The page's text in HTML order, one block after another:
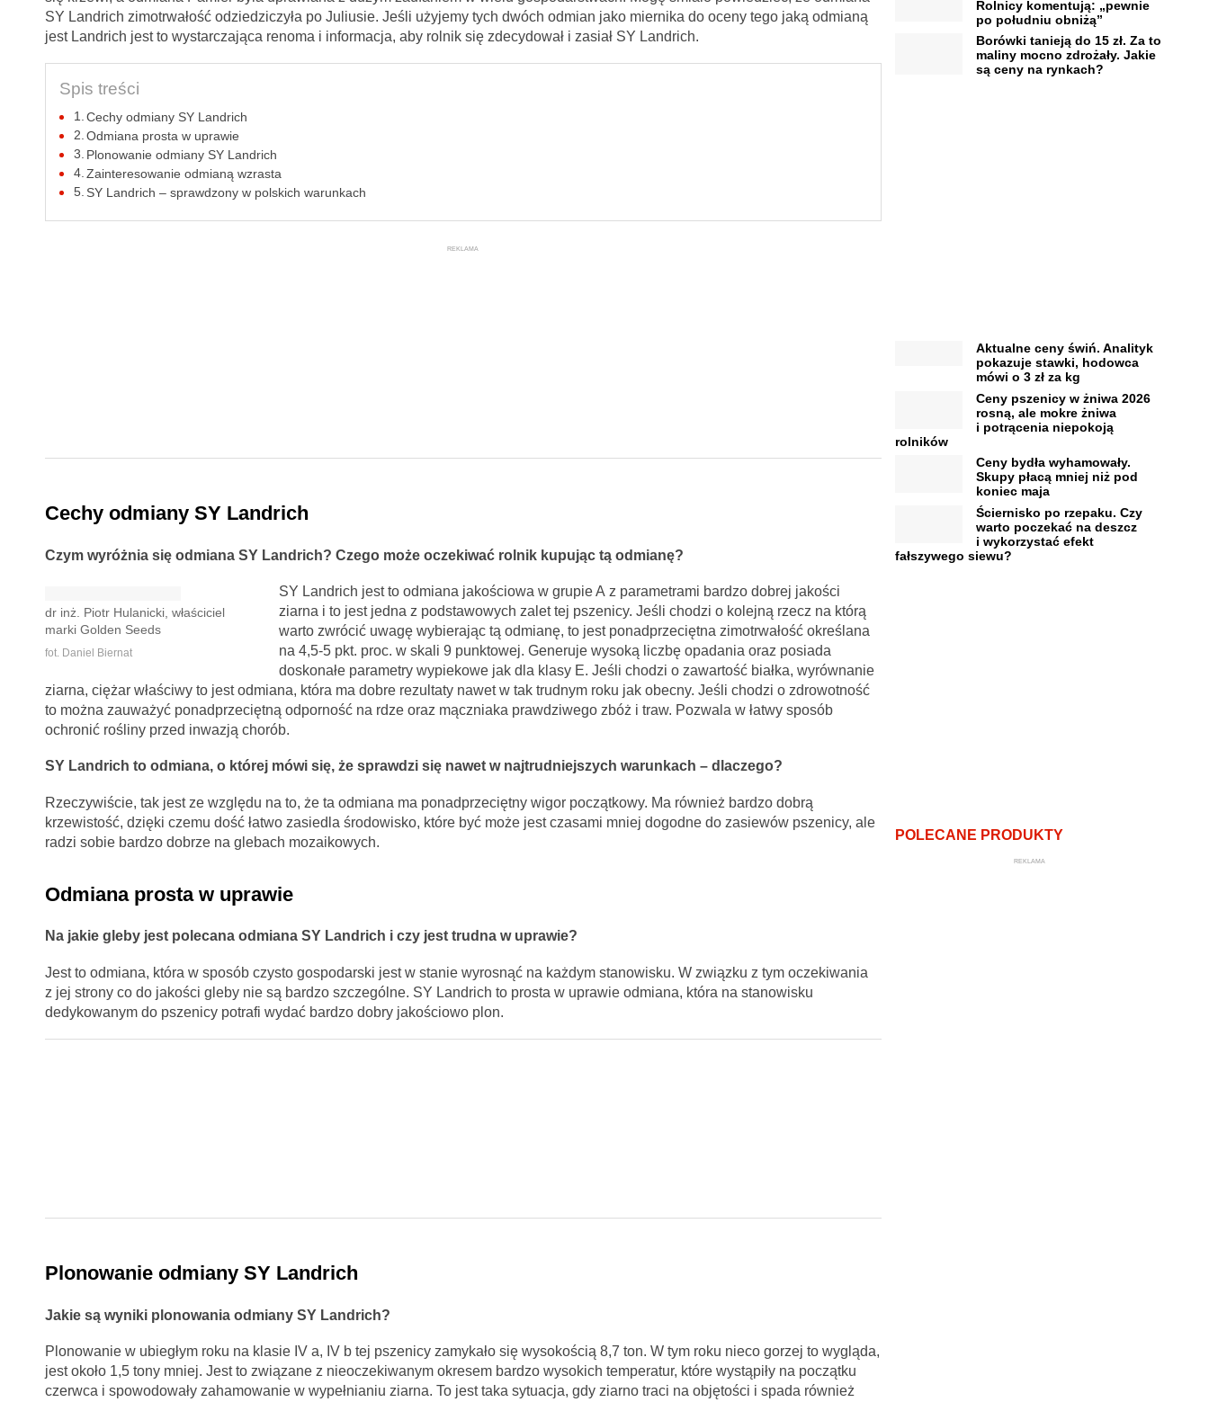
SY Landrich zimotrwałość odziedziczyła po Juliusie. Jeśli użyjemy tych dwóch odmian jako miernika do oceny tego jaką odmianą
jest Landrich jest to wystarczająca renoma i informacja, aby rolnik się zdecydował i zasiał SY Landrich.
Spis treści
Cechy odmiany SY Landrich
Odmiana prosta w uprawie
Plonowanie odmiany SY Landrich
Zainteresowanie odmianą wzrasta
SY Landrich – sprawdzony w polskich warunkach
REKLAMA
Cechy odmiany SY Landrich
Czym wyróżnia się odmiana SY Landrich? Czego może oczekiwać rolnik kupując tą odmianę?
dr inż. Piotr Hulanicki, właściciel
marki Golden Seeds
fot. Daniel Biernat
SY Landrich jest to odmiana jakościowa w grupie A z parametrami bardzo dobrej jakości
ziarna i to jest jedna z podstawowych zalet tej pszenicy. Jeśli chodzi o kolejną rzecz na którą
warto zwrócić uwagę wybierając tą odmianę, to jest ponadprzeciętna zimotrwałość określana
na 4,5-5 pkt. proc. w skali 9 punktowej. Generuje wysoką liczbę opadania​ oraz posiada
doskonałe parametry wypiekowe jak dla klasy E. Jeśli chodzi o zawartość białka, wyrównanie
ziarna, ciężar właściwy to jest odmiana, która ma dobre rezultaty nawet w tak trudnym roku jak obecny. Jeśli chodzi o zdrowotność
to można zauważyć ponadprzeciętną odporność na rdze oraz mączniaka prawdziwego zbóż i traw​. Pozwala w łatwy sposób
ochronić rośliny przed inwazją chorób.
SY Landrich to odmiana, o której mówi się, że sprawdzi się nawet w najtrudniejszych warunkach – dlaczego?
Rzeczywiście, tak jest ze względu na to, że ta odmiana ma ponadprzeciętny wigor początkowy. Ma również bardzo dobrą
krzewistość, dzięki czemu dość łatwo zasiedla środowisko, które być może jest czasami mniej dogodne do zasiewów pszenicy, ale
radzi sobie bardzo dobrze na glebach mozaikowych.
Odmiana prosta w uprawie
Na jakie gleby jest polecana odmiana SY Landrich i czy jest trudna w uprawie?
Jest to odmiana, która w sposób czysto gospodarski jest w stanie wyrosnąć na każdym stanowisku. W związku z tym oczekiwania
z jej strony co do jakości gleby nie są bardzo szczególne. SY Landrich to prosta w uprawie odmiana, która na stanowisku
dedykowanym do pszenicy potrafi wydać bardzo dobry jakościowo plon.
Plonowanie odmiany SY Landrich
Jakie są wyniki plonowania odmiany SY Landrich?
Plonowanie w ubiegłym roku na klasie IV a, IV b tej pszenicy zamykało się wysokością 8,7 ton. W tym roku nieco gorzej to wygląda,
jest około 1,5 tony mniej. Jest to związane z nieoczekiwanym okresem bardzo wysokich temperatur, które wystąpiły na początku
czerwca i spowodowały zahamowanie w wypełnianiu ziarna. To jest taka sytuacja, gdy ziarno traci na objętości i spada również
Rolnicy komentują: „pewnie
po południu obniżą”
Borówki tanieją do 15 zł. Za to
maliny mocno zdrożały. Jakie
są ceny na rynkach?
Aktualne ceny świń. Analityk
pokazuje stawki, hodowca
mówi o 3 zł za kg
Ceny pszenicy w żniwa 2026
rosną, ale mokre żniwa
i potrącenia niepokoją
rolników
Ceny bydła wyhamowały.
Skupy płacą mniej niż pod
koniec maja
Ściernisko po rzepaku. Czy
warto poczekać na deszcz
i wykorzystać efekt
fałszywego siewu?
POLECANE PRODUKTY
REKLAMA